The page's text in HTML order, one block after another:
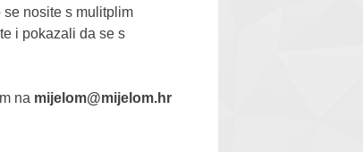
nosite s mulitplim
i pokazali da se s
na mijelom@mijelom.hr